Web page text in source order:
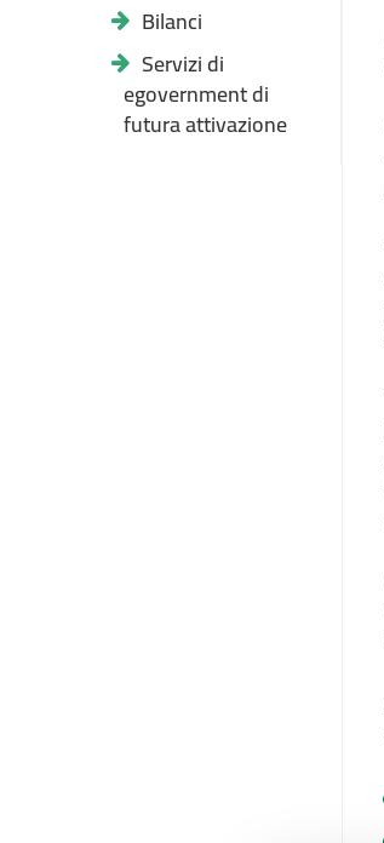
Bilanci
Servizi di
egovernment di
futura attivazione